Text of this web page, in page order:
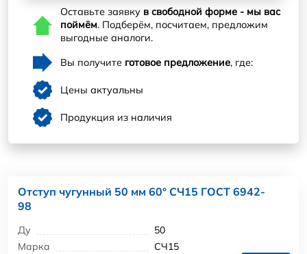
Оставьте заявку в свободной форме - мы вас
поймём. Подберём, посчитаем, предложим
выгодные аналоги.
Вы получите готовое предложение, где:
Цены актуальны
Продукция из наличия
Отступ чугунный 50 мм 60° СЧ15 ГОСТ 6942-
98
Ду
50
Марка
СЧ15